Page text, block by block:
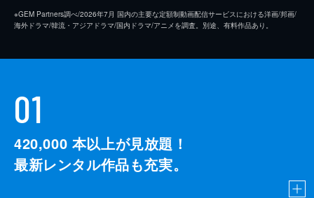
※GEM Partners調べ/2026年7⽉ 国内の主要な定額制動画配信サービスにおける洋画/邦画/
海外ドラマ/韓流・アジアドラマ/国内ドラマ/アニメを調査。別途、有料作品あり。
01
420,000 本以上が見放題！
最新レンタル作品も充実。